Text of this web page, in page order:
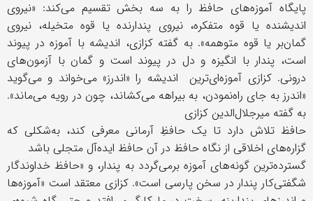
پایگاه آموزه‌های حافظ را به سه بخش تقسیم می‌کند: «نیروی
اندیشنده یا قوه متفکره، نیروی پندارنده یا قوه متخیله، نیروی
گمان‌بر یا قوه متوهمه». به گفته کزازی، اندیشه با آموزه در پیوند
است، پندار با انگیزه و دل در پیوند است و گمان با آزمون‌های
درونی. کزازی آموزه‌ای‌ترین اندیشه را «اندرز» می‌خواند و می‌گوید
«اندرز به جای راه‌نمودن، به بیراهه می‌کشاند، چون در رویه می‌ماند».
به گفته میرجلال‌الدین کزازی
حافظ تلاش دارد تا یک حافظِ آرمانی معرفی کند، به‌شکلی که
گزاره‌های اخلاقی از نگاه حافظ در آن حافظ ایده‌آل متجلی باشد
گسترده‌ترین گونه‌های آموزه برمی‌گردد به پندار، و «حافظ خداوندگار
شگفتی‌کار پندار در سخن پارسی است». کزازی معتقد است «آموزه‌ها